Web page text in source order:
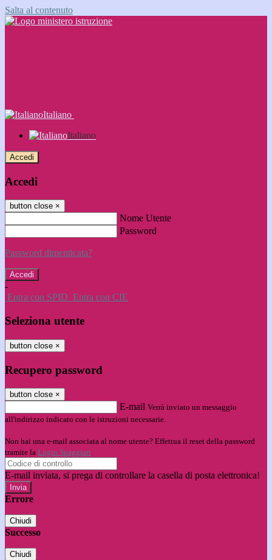
Salta al contenuto
Italiano
Italiano
Accedi
Accedi
button close ×
Nome Utente
Password
Password dimenticata?
-
Entra con SPID Entra con CIE
Seleziona utente
button close ×
Recupero password
button close ×
E-mail Verrà inviato un messaggio
all'indirizzo indicato con le istruzioni necessarie.
Non hai una e-mail associata al nome utente? Effettua il reset della password
tramite la Login Spaggiari
E-mail inviata, si prega di controllare la casella di posta elettronica!
Errore
Chiudi
Successo
Chiudi